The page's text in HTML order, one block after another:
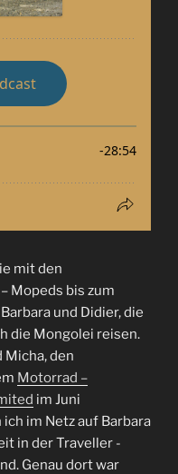
mit den
Mopeds bis zum
und Didier, die
die Mongolei reisen.
Micha, den
Motorrad –
im Juni
im Netz auf Barbara
in der Traveller -
Genau dort war